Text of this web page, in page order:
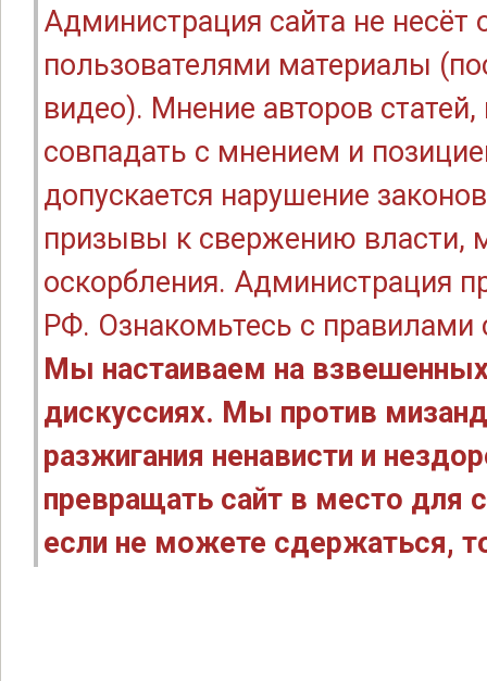
Администрация сайта не
пользователями материалы
видео). Мнение авторов
совпадать с мнением и
допускается нарушение
призывы к свержению власти,
оскорбления. Администрация
РФ. Ознакомьтесь с правилами
Мы настаиваем на
дискуссиях. Мы против
разжигания ненависти и
превращать сайт в место для
если не можете сдержаться,